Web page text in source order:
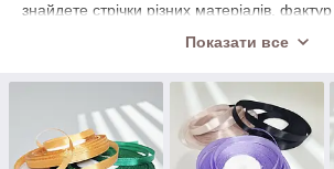
знайдете стрічки різних матеріалів,
Асортимент включає:
Атласні стрічки
— гладкі, блискучі, у
широкій палітрі кольорів.
• 🎀Репсові стрічки
— міцні, текстурні, з
Показати все